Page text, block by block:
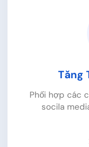
Tăng
Phối hợp các
socila